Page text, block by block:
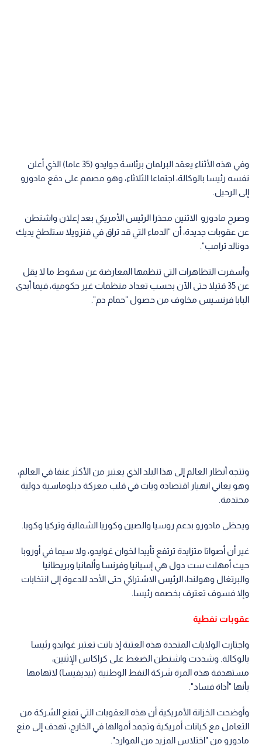
وفي هذه الأثناء يعقد البرلمان برئاسة جوايدو (35 عاما) الذي أعلن
نفسه رئيسا بالوكالة، اجتماعا الثلاثاء، وهو مصمم على دفع مادورو
إلى الرحيل.
وصرح مادورو الاثنين محذرا الرئيس الأمريكي بعد إعلان واشنطن
عن عقوبات جديدة، أن "الدماء التي قد تراق في فنزويلا ستلطخ يديك
دونالد ترامب".
وأسفرت التظاهرات التي تنظمها المعارضة عن سقوط ما لا يقل
عن 35 قتيلا حتى الآن بحسب تعداد منظمات غير حكومية، فيما أبدى
البابا فرنسيس مخاوف من حصول "حمام دم".
وتتجه أنظار العالم إلى هذا البلد الذي يعتبر من الأكثر عنفا في العالم،
وهو يعاني انهيار اقتصاده وبات في قلب معركة دبلوماسية دولية
محتدمة.
ويحظى مادورو بدعم روسيا والصين وكوريا الشمالية وتركيا وكوبا.
غير أن أصواتا متزايدة ترتفع تأييدا لخوان غوايدو، ولا سيما في أوروبا
حيث أمهلت ست دول هي إسبانيا وفرنسا وألمانيا وبريطانيا
والبرتغال وهولندا، الرئيس الاشتراكي حتى الأحد للدعوة إلى انتخابات
وإلا فسوف تعترف بخصمه رئيسا.
عقوبات نفطية
واجتازت الولايات المتحدة هذه العتبة إذ باتت تعتبر غوايدو رئيسا
بالوكالة. وشددت واشنطن الضغط على كراكاس الإثنين،
مستهدفة هذه المرة شركة النفط الوطنية (بيديفيسا) لاتهامها
بأنها "أداة فساد".
وأوضحت الخزانة الأمريكية أن هذه العقوبات التي تمنع الشركة من
التعامل مع كيانات أمريكية وتجمد أموالها في الخارج، تهدف إلى منع
مادورو من "اختلاس المزيد من الموارد".